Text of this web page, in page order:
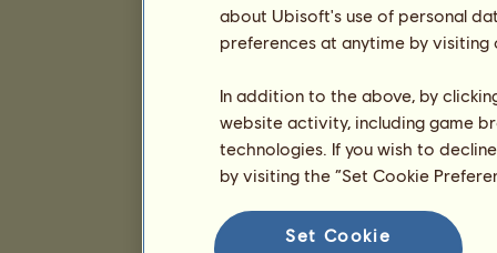
about Ubisoft's use of personal
preferences at anytime by
In addition to the above, by
website activity, including game
technologies. If you wish to
by visiting the “Set Cookie
Set Cookie